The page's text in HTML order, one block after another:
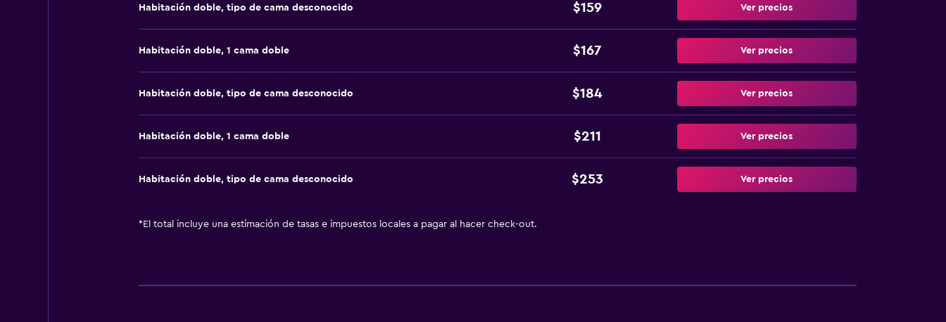
Habitación doble, tipo de cama desconocido $159 Ver precios
Habitación doble, 1 cama doble $167 Ver precios
Habitación doble, tipo de cama desconocido $184 Ver precios
Habitación doble, 1 cama doble $211 Ver precios
Habitación doble, tipo de cama desconocido $253 Ver precios
* El total incluye una estimación de tasas e impuestos locales a pagar al hacer check-out.